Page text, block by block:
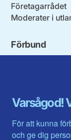
Varsågod!
För att kunna
och ge dig
Företagarrådet
Moderater i
Förbund
Gävleborg
Halland
Jämtlands län
Jönköpings län